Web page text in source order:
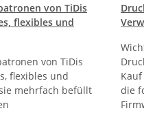
von TiDis
flexibles und
von TiDis
flexibles und
mehrfach befüllt
Kauf
die